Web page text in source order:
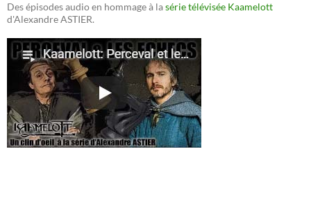
Des épisodes audio en hommage à lasérie télévisée Kaamelott
d'Alexandre ASTIER.